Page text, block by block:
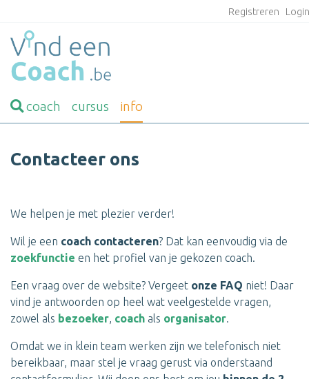
Registreren
coach cursus info
Contacteer ons
We helpen je met plezier verder!
Wil je een coach contacteren? Dat kan eenvoudig via de
zoekfunctie en het profiel van je gekozen coach.
Een vraag over de website? Vergeet onze FAQ niet! Daar
vind je antwoorden op heel wat veelgestelde vragen,
zowel als bezoeker, coach als organisator.
Omdat we in klein team werken zijn we telefonisch niet
bereikbaar, maar stel je vraag gerust via onderstaand